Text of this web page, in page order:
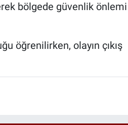
bölgede güvenlik önlemi
öğrenilirken, olayın çıkış